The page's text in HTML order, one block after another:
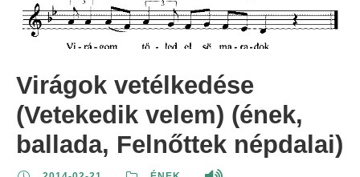
Virágok vetélkedése
(Vetekedik velem) (ének,
ballada, Felnőttek népdalai)